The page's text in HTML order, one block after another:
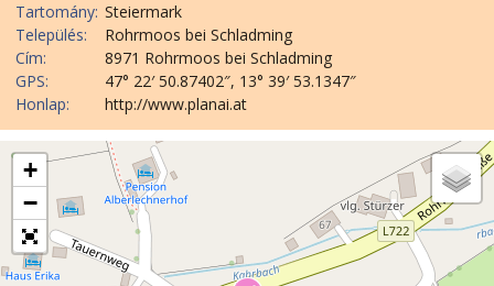
Tartomány: Steiermark
Település:
Rohrmoos bei Schladming
Cím:
8971 Rohrmoos bei Schladming
GPS:
47° 22′ 50.87402″, 13° 39′ 53.1347″
Honlap:
http://www.planai.at
+
−